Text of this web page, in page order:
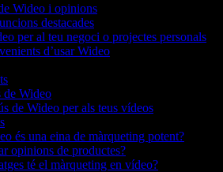
Wideo i opinions
destacades
per al teu negoci o projectes personals
d’usar Wideo
de Wideo
de Wideo per als teus vídeos
és una eina de màrqueting potent?
opinions de productes?
té el màrqueting en vídeo?